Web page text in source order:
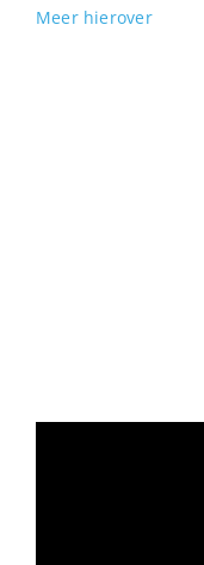
Meer hierover